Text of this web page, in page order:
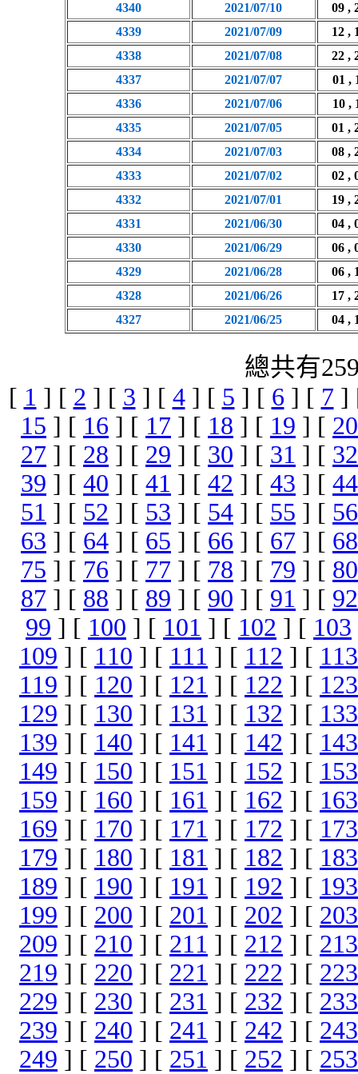
4340
2021/07/10
09 ,
4339
2021/07/09
12 ,
4338
2021/07/08
22 ,
4337
2021/07/07
01 ,
4336
2021/07/06
10 ,
4335
2021/07/05
01 ,
4334
2021/07/03
08 ,
4333
2021/07/02
02 ,
4332
2021/07/01
19 ,
4331
2021/06/30
04 ,
4330
2021/06/29
06 ,
4329
2021/06/28
06 ,
4328
2021/06/26
17 ,
4327
2021/06/25 04 ,
總共有
[ 1 ] [ 2 ] [ 3 ] [ 4] [ 5 ] [ 6 ] [ 7 ]
15 ] [ 16 ] [ 17 ] [ 18 ] [ 19 ] [ 20
27 ] [ 28 ] [ 29 ] [ 30 ] [ 31 ] [ 32
39 ] [ 40 ] [ 41 ] [ 42 ] [ 43 ] [ 44
51 ] [ 52 ] [ 53 ] [ 54 ] [ 55 ] [ 56
63 ] [ 64 ] [ 65 ] [ 66 ] [ 67 ] [ 68
75 ] [ 76 ] [ 77 ] [ 78 ] [ 79 ] [ 80
87 ] [ 88 ] [ 89 ] [ 90 ] [ 91 ] [ 92
99 ] [ 100 ] [ 101 ] [ 102 ] [ 103
109 ] [ 110 ] [ 111 ] [ 112 ] [ 113
119 ] [ 120 ] [ 121 ] [ 122 ] [ 123
129 ] [ 130 ] [ 131 ] [ 132 ] [ 133
139 ] [ 140 ] [ 141 ] [ 142 ] [ 143
149 ] [ 150 ] [ 151 ] [ 152 ] [ 153
159 ] [ 160 ] [ 161 ] [ 162 ] [ 163
169 ] [ 170 ] [ 171 ] [ 172 ] [ 173
179 ] [ 180 ] [ 181 ] [ 182 ] [ 183
189 ] [ 190 ] [ 191 ] [ 192 ] [ 193
199 ] [ 200 ] [ 201 ] [ 202 ] [ 203
209 ] [ 210 ] [ 211 ] [ 212 ] [ 213
219 ] [ 220 ] [ 221 ] [ 222 ] [ 223
229 ] [ 230 ] [ 231 ] [ 232 ] [ 233
239 ] [ 240 ] [ 241 ] [ 242 ] [ 243
249 ] [ 250 ] [ 251 ] [ 252 ] [ 253